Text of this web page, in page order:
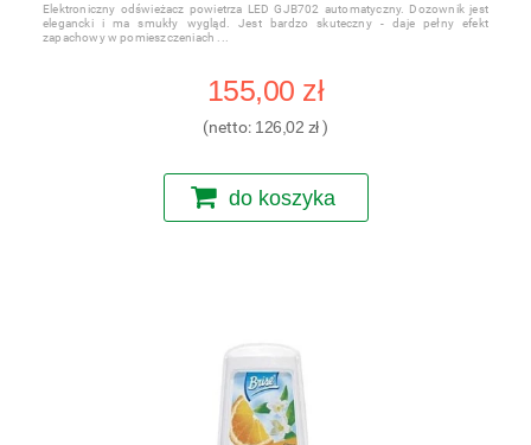
Elektroniczny odświeżacz powietrza LED GJB702 automatyczny. Dozownik jest
elegancki i ma smukły wygląd. Jest bardzo skuteczny - daje pełny efekt
zapachowy w pomieszczeniach
155,00 zł
(netto: 126,02 zł)
do koszyka